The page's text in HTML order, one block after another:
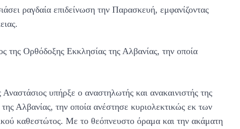
ραγδαία επιδείνωση την Παρασκευή, εμφανίζοντας
της Ορθόδοξης Εκκλησίας της Αλβανίας, την οποία
υπήρξε ο αναστηλωτής και ανακαινιστής της
Αλβανίας, την οποία ανέστησε κυριολεκτικώς εκ των
καθεστώτος. Με το θεόπνευστο όραμα και την ακάματη